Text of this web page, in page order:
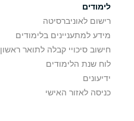
לימודים
רישום לאוניברסיטה
מידע למתעניינים בלימודים
חישוב סיכויי קבלה לתואר ראשון
לוח שנת הלימודים
ידיעונים
כניסה לאזור האישי